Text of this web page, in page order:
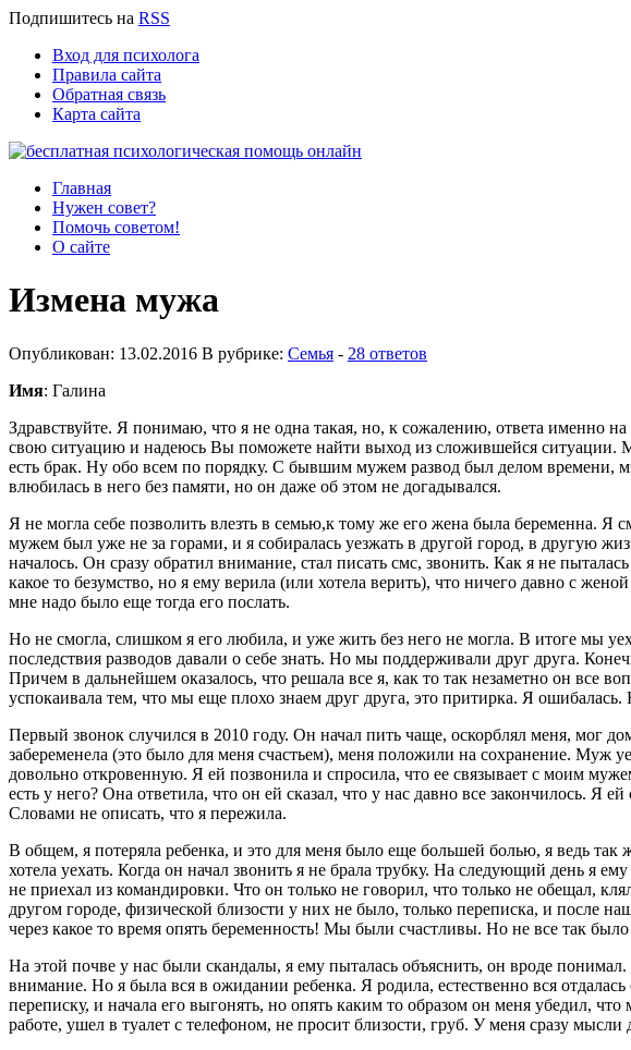
Подпишитесь на RSS
Вход для психолога
Правила сайта
Обратная связь
Карта сайта
Главная
Нужен совет?
Помочь советом!
О сайте
Измена мужа
Опубликован: 13.02.2016 В рубрике: Семья - 28 ответов
Имя: Галина
Здравствуйте. Я понимаю, что я не одна такая, но, к сожалению, ответа именно
свою ситуацию и надеюсь Вы поможете найти выход из сложившейся ситуации.
есть брак. Ну обо всем по порядку. С бывшим мужем развод был делом времени,
влюбилась в него без памяти, но он даже об этом не догадывался.
Я не могла себе позволить влезть в семью,к тому же его жена была беременна. Я
мужем был уже не за горами, и я собиралась уезжать в другой город, в другую
началось. Он сразу обратил внимание, стал писать смс, звонить. Как я не
какое то безумство, но я ему верила (или хотела верить), что ничего давно с
мне надо было еще тогда его послать.
Но не смогла, слишком я его любила, и уже жить без него не могла. В итоге мы
последствия разводов давали о себе знать. Но мы поддерживали друг друга.
Причем в дальнейшем оказалось, что решала все я, как то так незаметно он все
успокаивала тем, что мы еще плохо знаем друг друга, это притирка. Я ошибалась.
Первый звонок случился в 2010 году. Он начал пить чаще, оскорблял меня, мог
забеременела (это было для меня счастьем), меня положили на сохранение. Муж
довольно откровенную. Я ей позвонила и спросила, что ее связывает с моим
есть у него? Она ответила, что он ей сказал, что у нас давно все закончилось. Я
Словами не описать, что я пережила.
В общем, я потеряла ребенка, и это для меня было еще большей болью, я ведь так
хотела уехать. Когда он начал звонить я не брала трубку. На следующий день я
не приехал из командировки. Что он только не говорил, что только не обещал,
другом городе, физической близости у них не было, только переписка, и после
через какое то время опять беременность! Мы были счастливы. Но не все так
На этой почве у нас были скандалы, я ему пыталась объяснить, он вроде
внимание. Но я была вся в ожидании ребенка. Я родила, естественно вся
переписку, и начала его выгонять, но опять каким то образом он меня убедил,
работе, ушел в туалет с телефоном, не просит близости, груб. У меня сразу мысли